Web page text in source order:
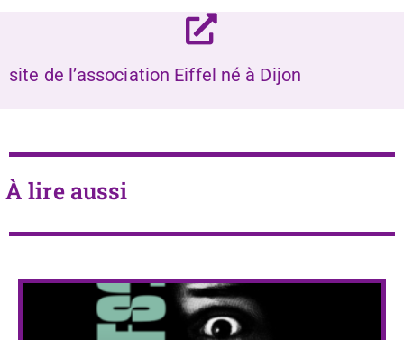
site de l’association Eiffel né à Dijon
À lire aussi